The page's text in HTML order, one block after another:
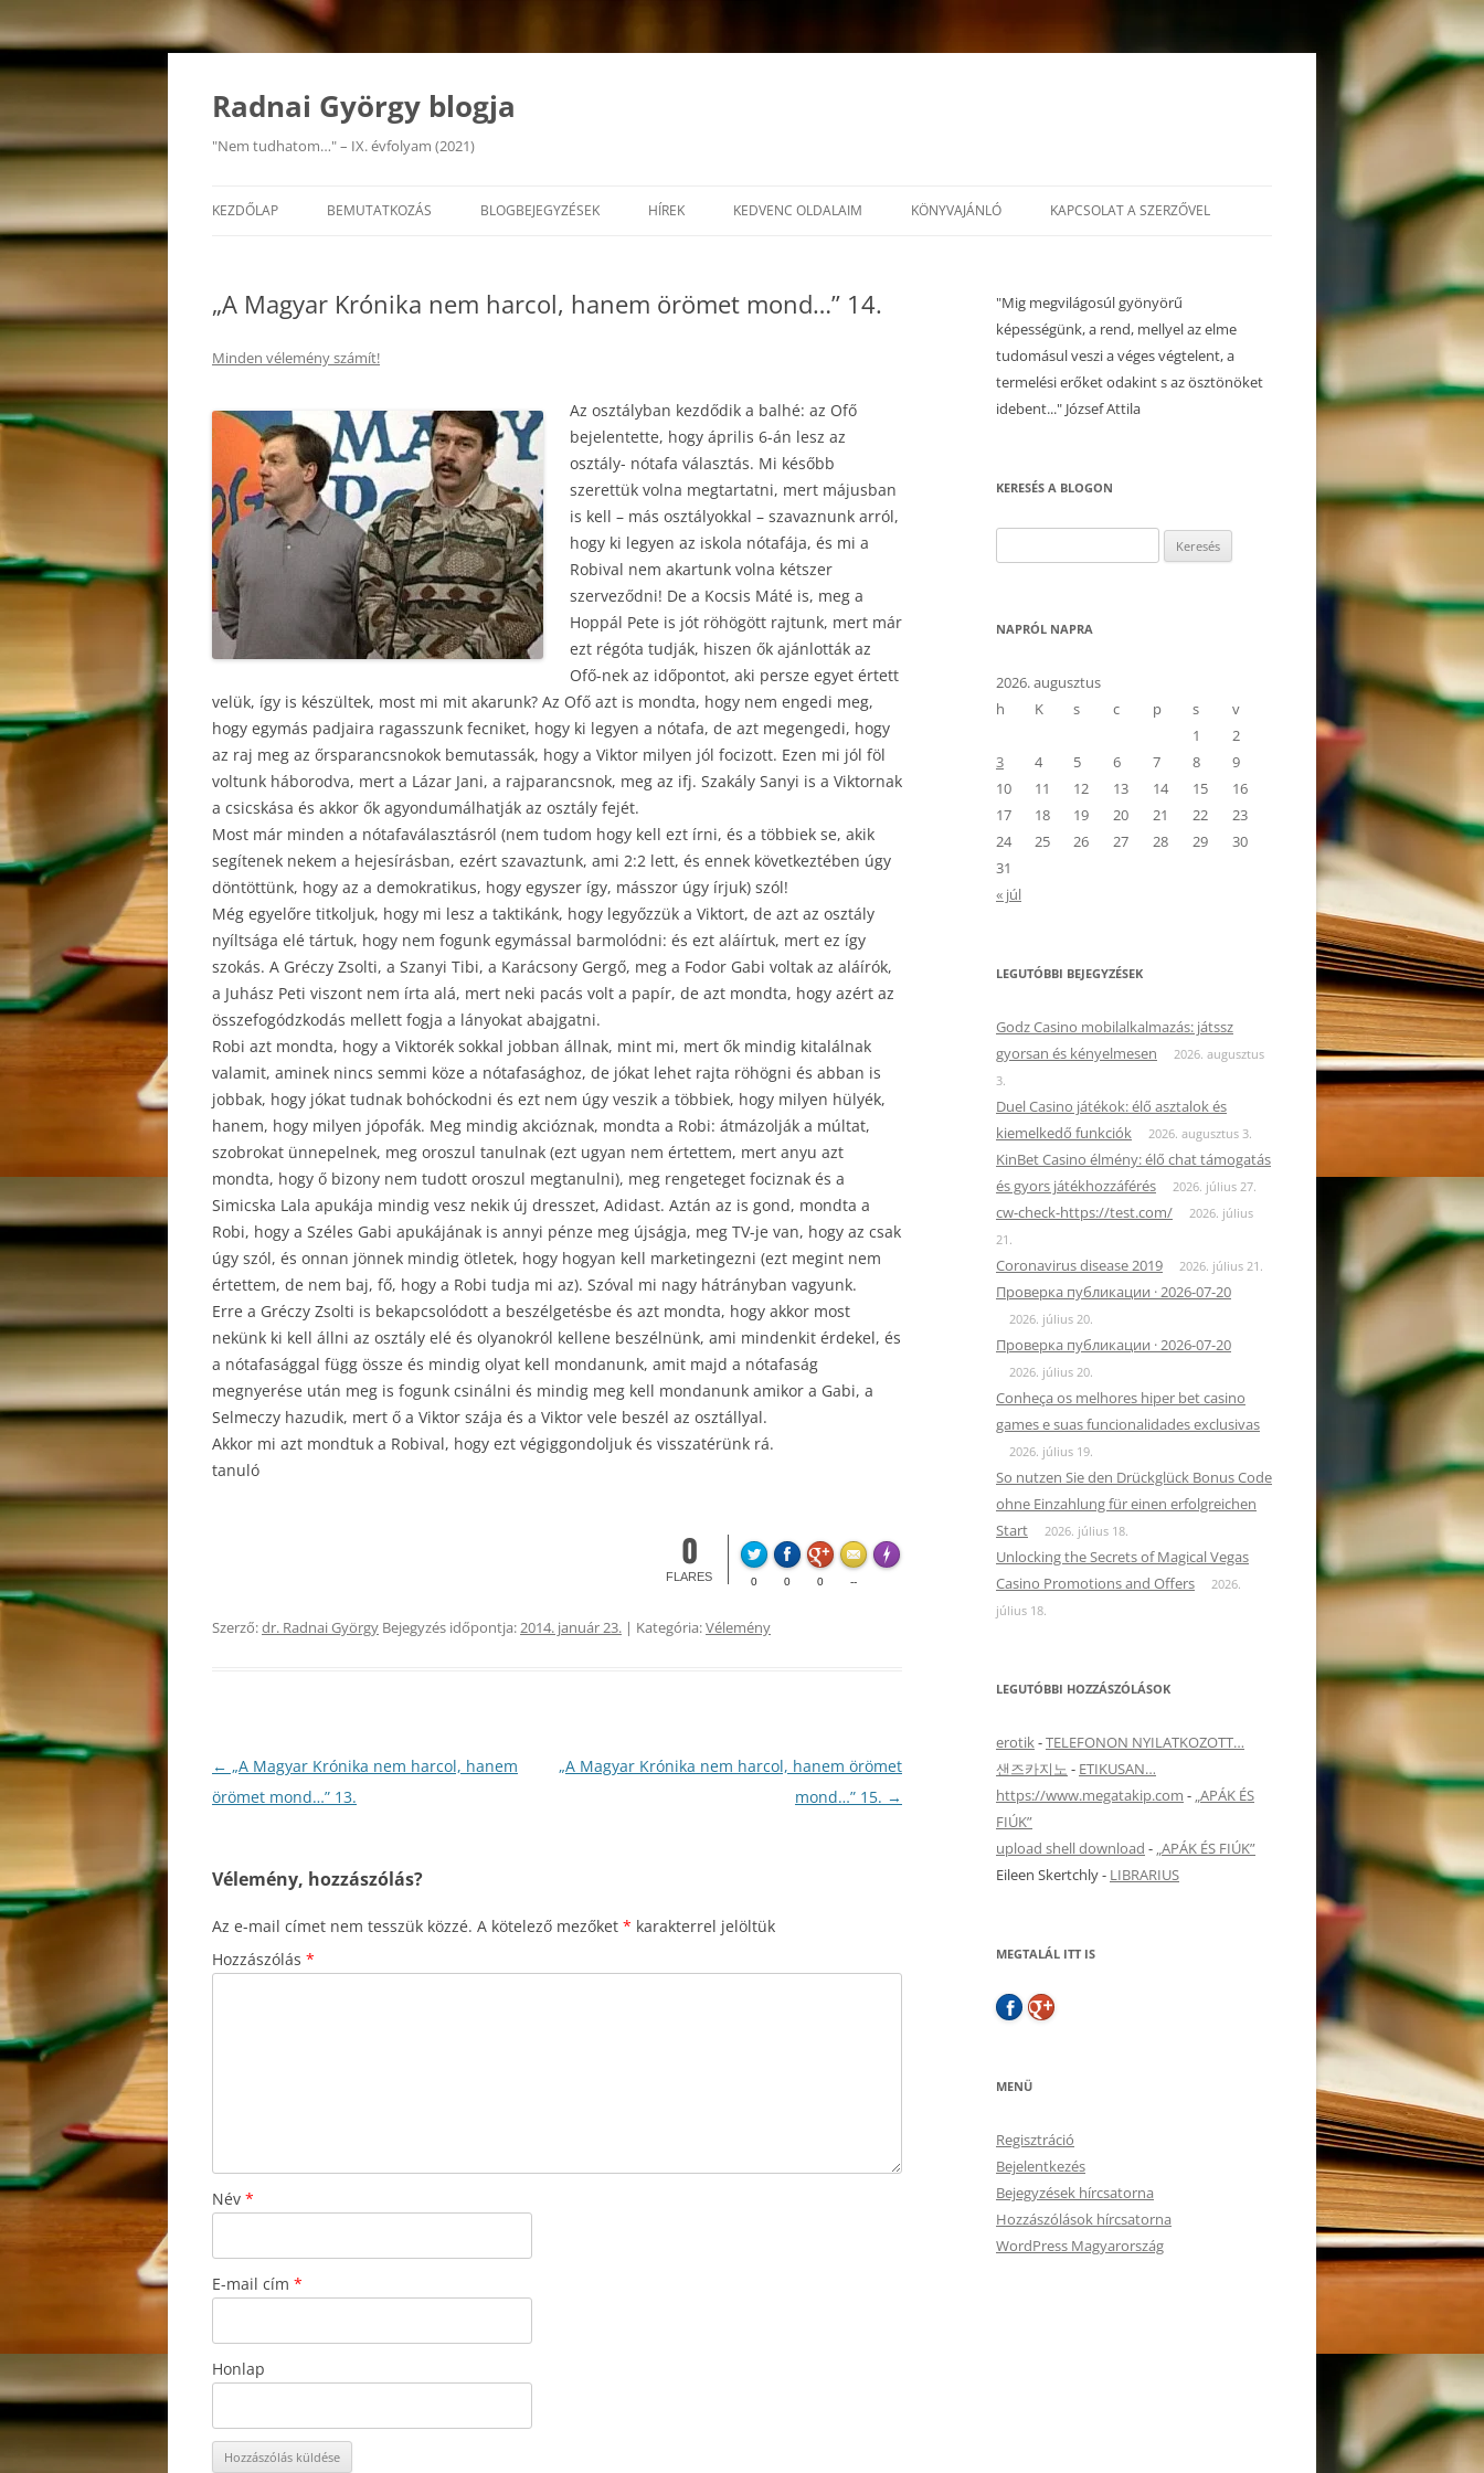
Kilépés
tartalomba
Radnai György blogja
"Nem tudhatom…" – IX. évfolyam (2021)
KEZDŐLAP BEMUTATKOZÁS BLOGBEJEGYZÉSEK HÍREK KEDVENC OLDALAIM KÖNYVAJÁNLÓ KAPCSOLAT A SZERZŐVEL
„A Magyar Krónika nem harcol, hanem örömet mond…” 14.
Minden vélemény számít!
Az osztályban kezdődik a balhé: az Ofő
bejelentette, hogy április 6-án lesz az
osztály- nótafa választás. Mi később
szerettük volna megtartatni, mert májusban
is kell – más osztályokkal – szavaznunk arról,
hogy ki legyen az iskola nótafája, és mi a
Robival nem akartunk volna kétszer
szerveződni! De a Kocsis Máté is, meg a
Hoppál Pete is jót röhögött rajtunk, mert már
ezt régóta tudják, hiszen ők ajánlották az
Ofő-nek az időpontot, aki persze egyet értett
velük, így is készültek, most mi mit akarunk? Az Ofő azt is mondta, hogy nem engedi meg,
hogy egymás padjaira ragasszunk fecniket, hogy ki legyen a nótafa, de azt megengedi, hogy
az raj meg az őrsparancsnokok bemutassák, hogy a Viktor milyen jól focizott. Ezen mi jól föl
voltunk háborodva, mert a Lázar Jani, a rajparancsnok, meg az ifj. Szakály Sanyi is a Viktornak
a csicskása és akkor ők agyondumálhatják az osztály fejét.
Most már minden a nótafaválasztásról (nem tudom hogy kell ezt írni, és a többiek se, akik
segítenek nekem a hejesírásban, ezért szavaztunk, ami 2:2 lett, és ennek következtében úgy
döntöttünk, hogy az a demokratikus, hogy egyszer így, másszor úgy írjuk) szól!
Még egyelőre titkoljuk, hogy mi lesz a taktikánk, hogy legyőzzük a Viktort, de azt az osztály
nyíltsága elé tártuk, hogy nem fogunk egymással barmolódni: és ezt aláírtuk, mert ez így
szokás. A Gréczy Zsolti, a Szanyi Tibi, a Karácsony Gergő, meg a Fodor Gabi voltak az aláírók,
a Juhász Peti viszont nem írta alá, mert neki pacás volt a papír, de azt mondta, hogy azért az
összefogódzkodás mellett fogja a lányokat abajgatni.
Robi azt mondta, hogy a Viktorék sokkal jobban állnak, mint mi, mert ők mindig kitalálnak
valamit, aminek nincs semmi köze a nótafasághoz, de jókat lehet rajta röhögni és abban is
jobbak, hogy jókat tudnak bohóckodni és ezt nem úgy veszik a többiek, hogy milyen hülyék,
hanem, hogy milyen jópofák. Meg mindig akcióznak, mondta a Robi: átmázolják a múltat,
szobrokat ünnepelnek, meg oroszul tanulnak (ezt ugyan nem értettem, mert anyu azt
mondta, hogy ő bizony nem tudott oroszul megtanulni), meg rengeteget fociznak és a
Simicska Lala apukája mindig vesz nekik új dresszet, Adidast. Aztán az is gond, mondta a
Robi, hogy a Széles Gabi apukájának is annyi pénze meg újságja, meg TV-je van, hogy az csak
úgy szól, és onnan jönnek mindig ötletek, hogy hogyan kell marketingezni (ezt megint nem
értettem, de nem baj, fő, hogy a Robi tudja mi az). Szóval mi nagy hátrányban vagyunk.
Erre a Gréczy Zsolti is bekapcsolódott a beszélgetésbe és azt mondta, hogy akkor most
nekünk ki kell állni az osztály elé és olyanokról kellene beszélnünk, ami mindenkit érdekel, és
a nótafasággal függ össze és mindig olyat kell mondanunk, amit majd a nótafaság
megnyerése után meg is fogunk csinálni és mindig meg kell mondanunk amikor a Gabi, a
Selmeczy hazudik, mert ő a Viktor szája és a Viktor vele beszél az osztállyal.
Akkor mi azt mondtuk a Robival, hogy ezt végiggondoljuk és visszatérünk rá.
tanuló
0
FLARES 0 0 0 --
Made with
Szerző:dr. Radnai György Bejegyzés időpontja:2014. január 23. | Kategória:Vélemény
Bejegyzés
navigáció
← „A Magyar Krónika nem harcol, hanem
örömet mond…” 13.
„A Magyar Krónika nem harcol, hanem örömet
mond…” 15. →
Vélemény, hozzászólás?
Az e-mail címet nem tesszük közzé. A kötelező mezőket * karakterrel jelöltük
Hozzászólás *
Név *
E-mail cím *
Honlap
"Mig megvilágosúl gyönyörű
képességünk, a rend, mellyel az elme
tudomásul veszi a véges végtelent, a
termelési erőket odakint s az ösztönöket
idebent..." József Attila
KERESÉS A BLOGON
NAPRÓL NAPRA
2026. augusztus
h
K s c p s
v
1
2
3
4 5 6 7 8
9
10
11 12 13 14 15
16
17
18 19 20 21 22
23
24
25 26 27 28 29
30
31
« júl
LEGUTÓBBI BEJEGYZÉSEK
Godz Casino mobilalkalmazás: játssz
gyorsan és kényelmesen
2026. augusztus
3.
Duel Casino játékok: élő asztalok és
kiemelkedő funkciók
2026. augusztus 3.
KinBet Casino élmény: élő chat támogatás
és gyors játékhozzáférés
2026. július 27.
cw-check-https://test.com/
2026. július
21.
Coronavirus disease 2019 2026. július 21.
Проверка публикации · 2026-07-20
2026. július 20.
Проверка публикации · 2026-07-20
2026. július 20.
Conheça os melhores hiper bet casino
games e suas funcionalidades exclusivas
2026. július 19.
So nutzen Sie den Drückglück Bonus Code
ohne Einzahlung für einen erfolgreichen
Start
2026. július 18.
Unlocking the Secrets of Magical Vegas
Casino Promotions and Offers
2026.
július 18.
LEGUTÓBBI HOZZÁSZÓLÁSOK
erotik-TELEFONON NYILATKOZOTT…
샌즈카지노 - ETIKUSAN…
https://www.megatakip.com - „APÁK ÉS
FIÚK”
upload shell download - „APÁK ÉS FIÚK”
Eileen Skertchly- LIBRARIUS
MEGTALÁL ITT IS
MENÜ
Regisztráció
Bejelentkezés
Bejegyzések hírcsatorna
Hozzászólások hírcsatorna
WordPress Magyarország